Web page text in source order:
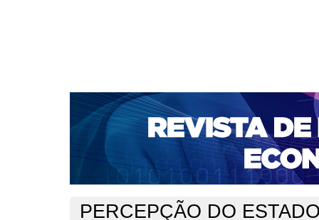
CAPA SOBRE ACESSO CADASTRO
NOTÍCIAS
PORTAL DE REVISTAS DA UNIFACS
BASES DE DADOS E INDEXADORES
Capa Ano XXVII - N. 56 - Jan./Dez. 2025 >Reis Júnior
PERCEPÇÃO DO